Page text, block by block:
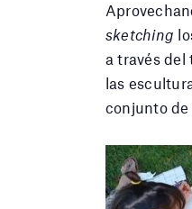
sketching
a través del
las
conjunto de